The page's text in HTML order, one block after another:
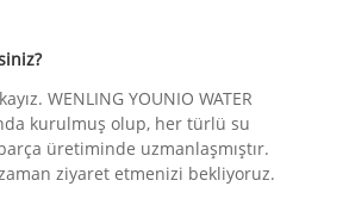
WENLING YOUNIO WATER
kurulmuş olup, her türlü su
üretiminde uzmanlaşmıştır.
ziyaret etmenizi bekliyoruz.